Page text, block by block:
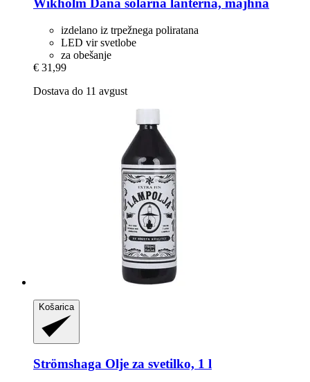
Wikholm Dana solarna lanterna, majhna
izdelano iz trpežnega poliratana
LED vir svetlobe
za obešanje
€ 31,99
Dostava do 11 avgust
Košarica
Strömshaga Olje za svetilko, 1 l